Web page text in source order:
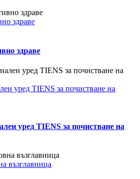
здраве
здраве
уред TIENS за почистване на
уред TIENS за почистване на
възглавница